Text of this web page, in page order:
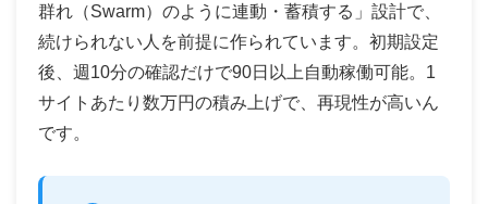
群れ（Swarm）のように連動・蓄積する」設計で、
続けられない人を前提に作られています。初期設定
後、週10分の確認だけで90日以上自動稼働可能。1
サイトあたり数万円の積み上げで、再現性が高いん
です。